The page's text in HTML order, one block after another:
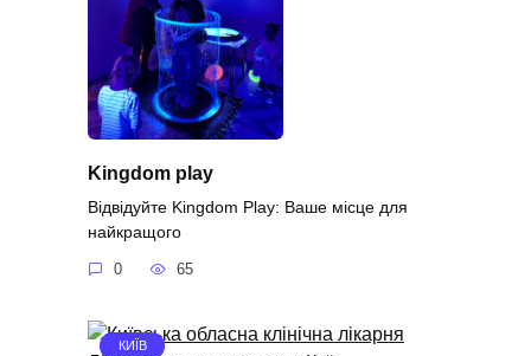
Kingdom play
Відвідуйте Kingdom Play: Ваше місце для
найкращого
0 65
КИЇВ